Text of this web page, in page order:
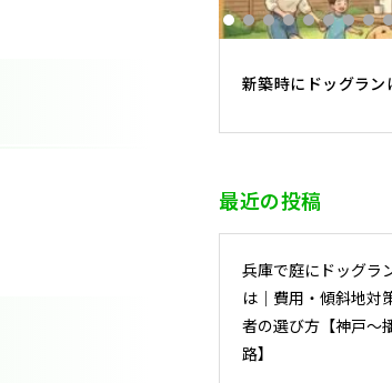
新築時にドッグラ
最近の投稿
兵庫で庭にドッグラ
は｜費用・傾斜地対
者の選び方【神戸〜
路】